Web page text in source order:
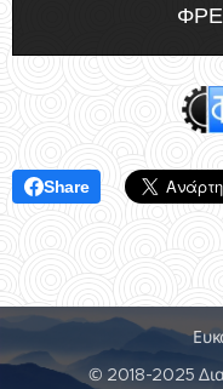
Share
© 2018-2025